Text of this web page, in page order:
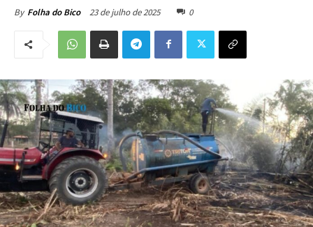
By Folha do Bico 23 de julho de 2025 0